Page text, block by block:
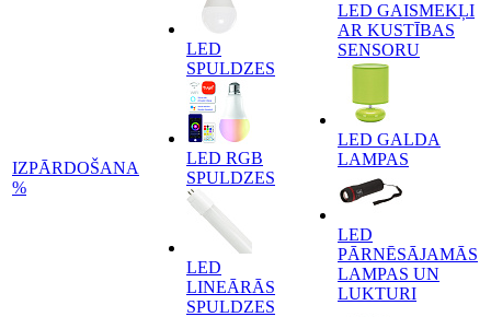
IZPĀRDOŠANA
%
LED
SPULDZES
LED RGB
SPULDZES
LED
LINEĀRĀS
SPULDZES
LED GAISMEKĻI
AR KUSTĪBAS
SENSORU
LED GALDA
LAMPAS
LED
PĀRNĒSĀJAMĀS
LAMPAS UN
LUKTURI